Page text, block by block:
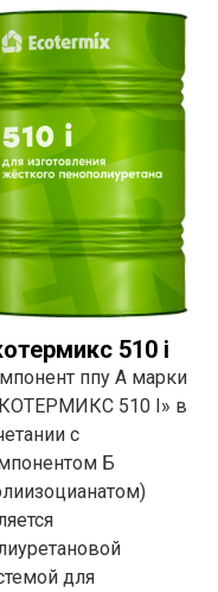
510 i
ппу А марки
510 I» в
с
Б
для